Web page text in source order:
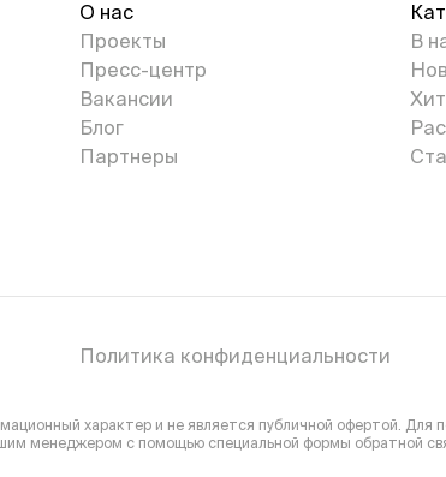
О нас
Проекты
Пресс-центр
Вакансии
Блог
Партнеры
В
Политика конфиденциальности
характер и не является публичной офертой. Для
менеджером с помощью специальной формы обратной